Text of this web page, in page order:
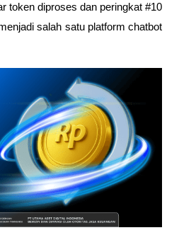
token diproses dan peringkat #10
salah satu platform chatbot